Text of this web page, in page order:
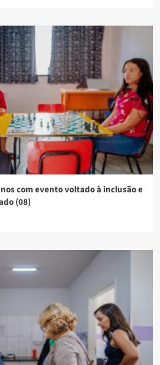
com evento voltado à inclusão e
(08)